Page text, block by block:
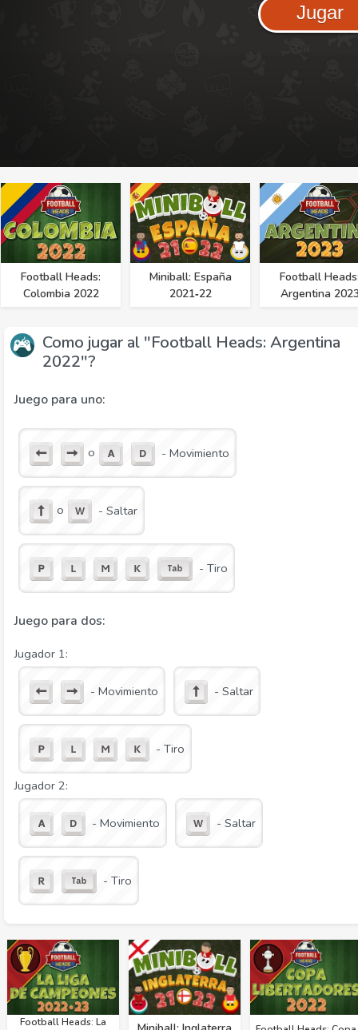
Jugar
Football Heads:
Colombia 2022
Miniball: España
2021‑22
Football
Argentina
Como jugar al "Football Heads: Argentina
2022"?
Juego para uno:
o - Movimiento
o - Saltar
- Tiro
Juego para dos:
Jugador 1:
- Movimiento - Saltar
- Tiro
Jugador 2:
- Movimiento - Saltar
- Tiro
Football Heads: La